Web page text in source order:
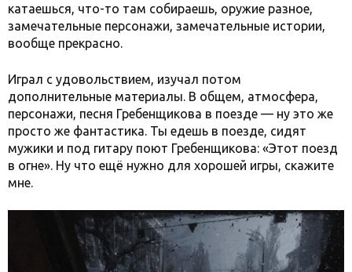
катаешься, что-то там собираешь, оружие разное,
замечательные персонажи, замечательные истории,
вообще прекрасно.
Играл с удовольствием, изучал потом
дополнительные материалы. В общем, атмосфера,
персонажи, песня Гребенщикова в поезде — ну это же
просто же фантастика. Ты едешь в поезде, сидят
мужики и под гитару поют Гребенщикова: «Этот поезд
в огне». Ну что ещё нужно для хорошей игры, скажите
мне.